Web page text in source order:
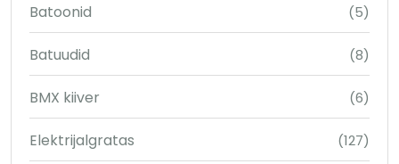
Batoonid (5)
Batuudid (8)
BMX kiiver (6)
Elektrijalgratas (127)